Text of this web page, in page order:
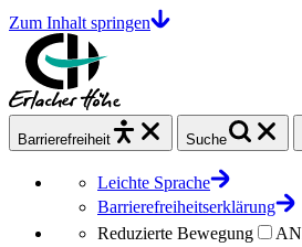
Zum Inhalt springen
Barrierefrei heit Suche
Leichte Sprache
Barrierefreiheitserklärung
Reduzierte Bewegung
AN